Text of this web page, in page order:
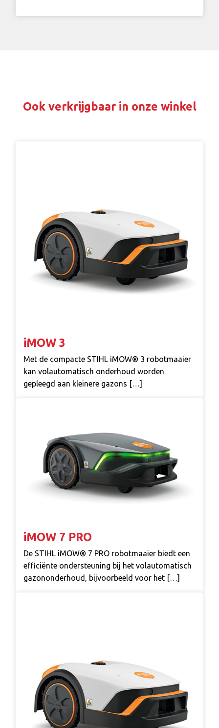
Ook verkrijgbaar in onze winkel
iMOW 3
Met de compacte STIHL iMOW® 3 robotmaaier
kan volautomatisch onderhoud worden
gepleegd aan kleinere gazons […]
iMOW 7 PRO
De STIHL iMOW® 7 PRO robotmaaier biedt een
efficiënte ondersteuning bij het volautomatisch
gazononderhoud, bijvoorbeeld voor het […]